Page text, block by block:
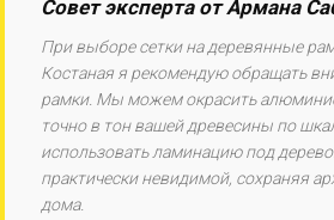
Совет эксперта от Армана
При выборе сетки на деревянные
Костаная я рекомендую обращать
рамки. Мы можем окрасить
точно в тон вашей древесины по
использовать ламинацию под
практически невидимой, сохраняя
дома.